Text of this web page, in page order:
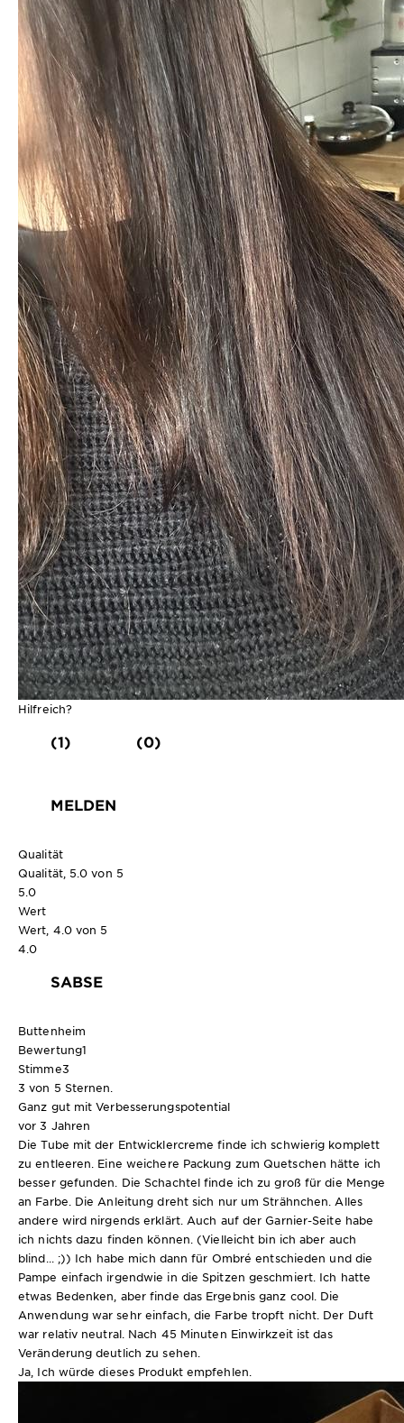
Hilfreich?
(1) (0)
MELDEN
Qualität
Qualität, 5.0 von 5
5.0
Wert
Wert, 4.0 von 5
4.0
SABSE
Buttenheim
Bewertung1
Stimme3
3 von 5 Sternen.
Ganz gut mit Verbesserungspotential
vor 3 Jahren
Die Tube mit der Entwicklercreme finde ich schwierig komplett
zu entleeren. Eine weichere Packung zum Quetschen hätte ich
besser gefunden. Die Schachtel finde ich zu groß für die Menge
an Farbe. Die Anleitung dreht sich nur um Strähnchen. Alles
andere wird nirgends erklärt. Auch auf der Garnier-Seite habe
ich nichts dazu finden können. (Vielleicht bin ich aber auch
blind... ;)) Ich habe mich dann für Ombré entschieden und die
Pampe einfach irgendwie in die Spitzen geschmiert. Ich hatte
etwas Bedenken, aber finde das Ergebnis ganz cool. Die
Anwendung war sehr einfach, die Farbe tropft nicht. Der Duft
war relativ neutral. Nach 45 Minuten Einwirkzeit ist das
Veränderung deutlich zu sehen.
Ja, Ich würde dieses Produkt empfehlen.